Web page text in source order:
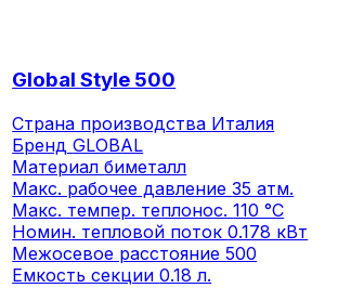
Global Style 500
Страна производства Италия
БрендGLOBAL
Материалбиметалл
Макс. рабочее давление35 атм.
Макс. темпер. теплонос.110 °C
Номин. тепловой поток0.178 кВт
Межосевое расстояние500
Емкость секции0.18 л.